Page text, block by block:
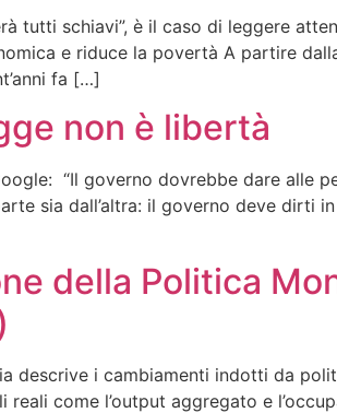
tutti schiavi”, è il caso di leggere
e riduce la povertà A partire
fa […]
non è libertà
“Il governo dovrebbe dare alle
sia dall’altra: il governo deve dirti
della Politica
descrive i cambiamenti indotti da
come l’output aggregato e